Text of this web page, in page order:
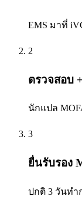
EMS มาที่
2
ตรวจสอบ
นักแปล
3
ยื่นรับรอง
ปกติ 3 วันทำ